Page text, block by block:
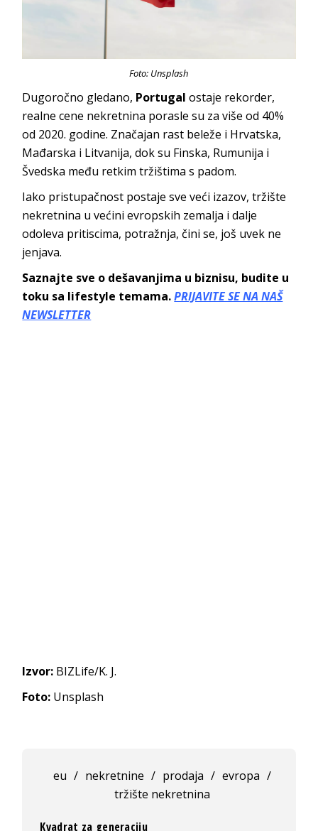
Foto: Unsplash
Dugoročno gledano, Portugal ostaje rekorder,
realne cene nekretnina porasle su za više od 40%
od 2020. godine. Značajan rast beleže i Hrvatska,
Mađarska i Litvanija, dok su Finska, Rumunija i
Švedska među retkim tržištima s padom.
Iako pristupačnost postaje sve veći izazov, tržište
nekretnina u većini evropskih zemalja i dalje
odoleva pritiscima, potražnja, čini se, još uvek ne
jenjava.
Saznajte sve o dešavanjima u biznisu, budite u
toku sa lifestyle temama.PRIJAVITE SE NA NAŠ
NEWSLETTER
Izvor: BIZLife/K. J.
Foto: Unsplash
eu / nekretnine / prodaja / evropa /
tržište nekretnina
Kvadrat za generaciju